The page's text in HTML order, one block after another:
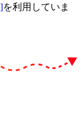
を利用していま